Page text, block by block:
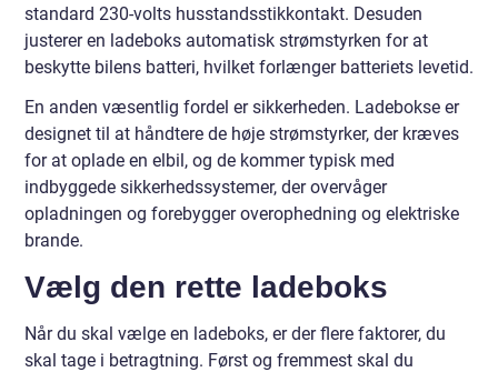
standard 230-volts husstandsstikkontakt. Desuden
justerer en ladeboks automatisk strømstyrken for at
beskytte bilens batteri, hvilket forlænger batteriets levetid.
En anden væsentlig fordel er sikkerheden. Ladebokse er
designet til at håndtere de høje strømstyrker, der kræves
for at oplade en elbil, og de kommer typisk med
indbyggede sikkerhedssystemer, der overvåger
opladningen og forebygger overophedning og elektriske
brande.
Vælg den rette ladeboks
Når du skal vælge en ladeboks, er der flere faktorer, du
skal tage i betragtning. Først og fremmest skal du